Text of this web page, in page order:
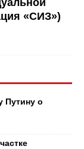
«СИЗ»)
Путину о